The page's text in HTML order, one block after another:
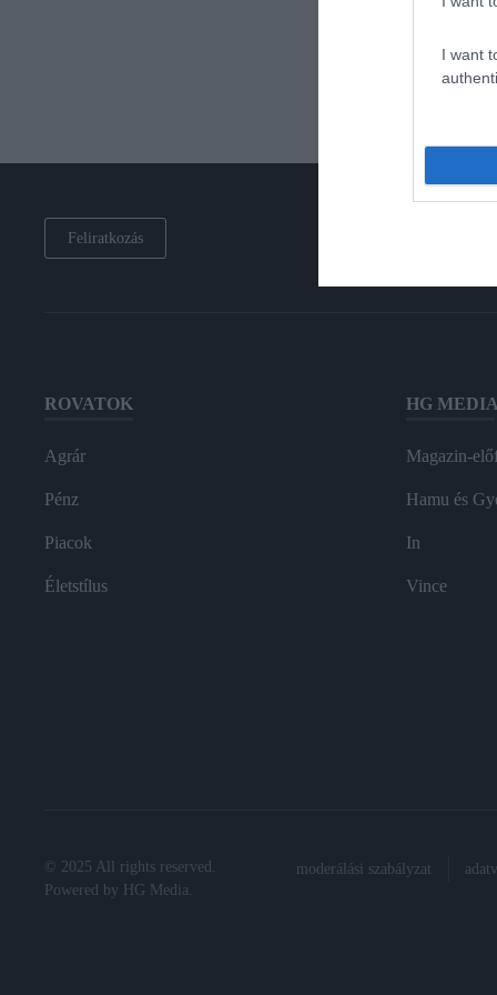
I want
Feliratkozás
ROVATOK
Agrár
Pénz
Piacok
Életstílus
HG MEDIA
Magazin-
Hamu és
In
Vince
© 2025 All rights reserved.
Powered by
HG Media.
moderálási szabályzat